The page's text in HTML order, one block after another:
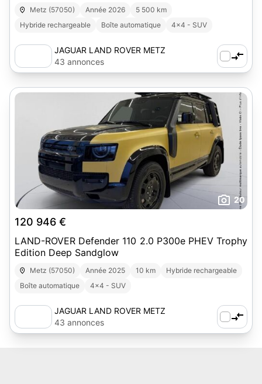
Metz (57050) Année 2026
5 500 km
Hybride rechargeable
Boîte automatique 4x4 - SUV
JAGUAR LAND ROVER METZ
43 annonces
20
120 946 €
LAND-ROVER Defender 110 2.0 P300e PHEV Trophy
Edition Deep Sandglow
Metz (57050) Année 2025 10 km
Hybride rechargeable
Boîte automatique
4x4 - SUV
JAGUAR LAND ROVER METZ
43 annonces